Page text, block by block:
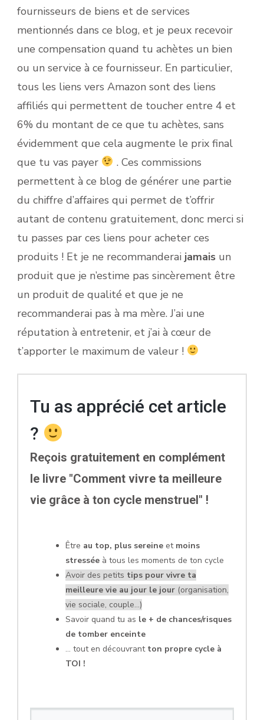
fournisseurs de biens et de services
mentionnés dans ce blog, et je peux recevoir
une compensation quand tu achètes un bien
ou un service à ce fournisseur. En particulier,
tous les liens vers Amazon sont des liens
affiliés qui permettent de toucher entre 4 et
6% du montant de ce que tu achètes, sans
évidemment que cela augmente le prix final
que tu vas payer
. Ces commissions
permettent à ce blog de générer une partie
du chiffre d’affaires qui permet de t’offrir
autant de contenu gratuitement, donc merci si
tu passes par ces liens pour acheter ces
produits ! Et je ne recommanderai jamais un
produit que je n’estime pas sincèrement être
un produit de qualité et que je ne
recommanderai pas à ma mère. J’ai une
réputation à entretenir, et j’ai à cœur de
t’apporter le maximum de valeur !
Tu as apprécié cet article
?
Reçois gratuitement en complément
le livre "Comment vivre ta meilleure
vie grâce à ton cycle menstruel" !
Être au top, plus sereine et moins
stressée à tous les moments de ton cycle
Avoir des petits tips pour vivre ta
meilleure vie au jour le jour (organisation,
vie sociale, couple...)
Savoir quand tu as le + de chances/risques
de tomber enceinte
... tout en découvrant ton propre cycle à
TOI !